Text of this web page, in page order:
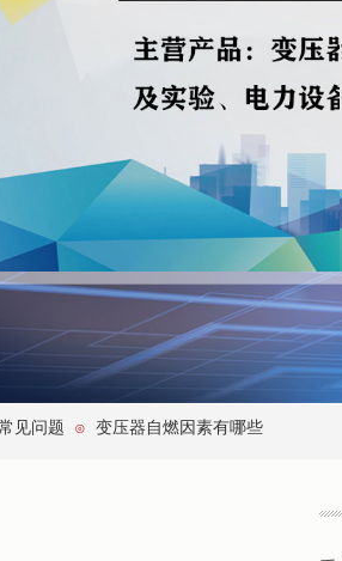
见问题 ⊙ 变压器自燃因素有哪些